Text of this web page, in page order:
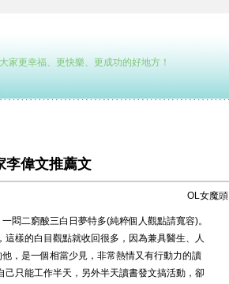
家更幸福、更快樂、更成功的好地方！
李偉文推薦文
OL女魔頭
悶二窮酸三白日夢特多(純粹個人觀點請寬容)。
樣的白目觀點就收回很多，因為兼具醫生、人
，是一個相當少見，非常熱情又有行動力的讀
只能工作半天，另外半天讀書發文搞活動，卻